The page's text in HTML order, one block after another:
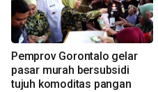
Pemprov Gorontalo gelar
pasar murah bersubsidi
tujuh komoditas pangan